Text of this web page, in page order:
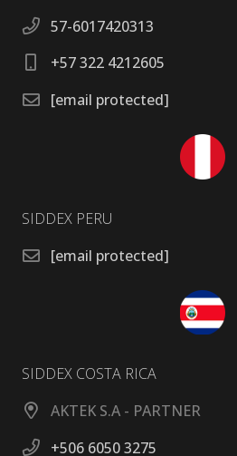
57-6017420313
+57 322 4212605
[email protected]
SIDDEX PERU
[email protected]
SIDDEX COSTA RICA
AKTEK S.A - PARTNER
+506 6050 3275